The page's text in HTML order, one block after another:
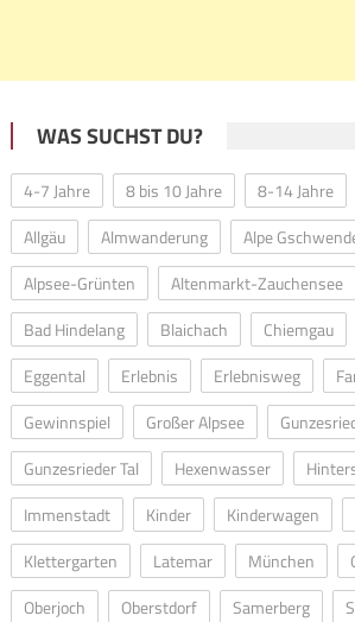
WAS SUCHST DU?
4-7 Jahre 8 bis 10 Jahre 8-14 Jahre
Allgäu
Almwanderung
Alpe
Alpsee-Grünten
Altenmarkt-Zauchensee
Bad Hindelang
Blaichach Chiemgau
Eggental
Erlebnis Erlebnisweg
Gewinnspiel
Großer Alpsee
Gunzesrieder Tal
Hexenwasser
Immenstadt
Kinder Kinderwagen
Klettergarten
Latemar München
Oberjoch
Oberstdorf Samerberg